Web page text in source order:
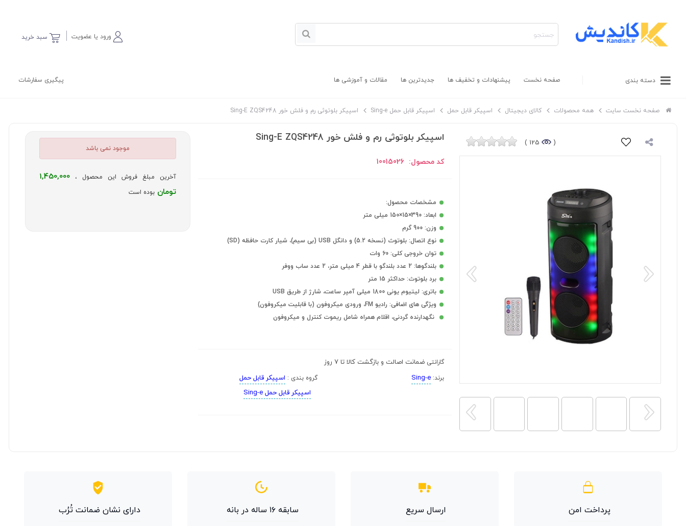
سبد خرید ورود یا عضویت
دسته بندی صفحه نخست پیشنهادات و تخفیف ها جدیدترین ها مقالات و آموزشی ها پیگیری سفارشات
صفحه نخست سایت همه محصولات کالای دیجیتال اسپیکر قابل حمل اسپیکر قابل حمل Sing-e اسپیکر بلوتوثی رم و فلش خور Sing-E ZQS4248
(
125 ) اسپیکر بلوتوثی رم و فلش خور Sing-E ZQS4248
کد محصول: 10015026
مشخصات محصول:
ابعاد: 390×15×150 میلی متر
وزن: 900 گرم
نوع اتصال: بلوتوث (نسخه 5.2) و دانگل USB (بی سیم)، شیار کارت حافظه (SD)
توان خروجی کلی: 60 وات
بلندگوها: 2 عدد بلندگو با قطر 4 میلی متر، 2 عدد ساب ووفر
برد بلوتوث: حداکثر 15 متر
باتری: لیتیوم یونی 1800 میلی آمپر ساعت، شارژ از طریق USB
ویژگی های اضافی: رادیو FM، ورودی میکروفون (با قابلیت میکروفون)
نگهدارنده گردنی، اقلام همراه شامل ریموت کنترل و میکروفون
گارانتی ضمانت اصالت و بازگشت کالا تا 7 روز
برند:Sing-e گروه بندی : اسپیکر قابل حمل
اسپیکر قابل حمل Sing-e
موجود نمی باشد
آخرین مبلغ فروش این محصول ، 1,450,000
تومان بوده است
پرداخت امن ارسال سریع سابقه ۱۶ ساله در بانه دارای نشان ضمانت تُرُب